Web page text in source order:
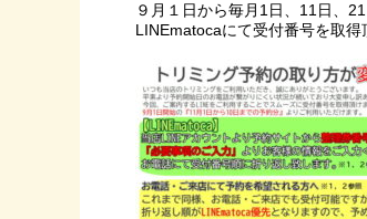
９月１日から毎月1日、11日、
LINEmatocaにて受付番号を取得